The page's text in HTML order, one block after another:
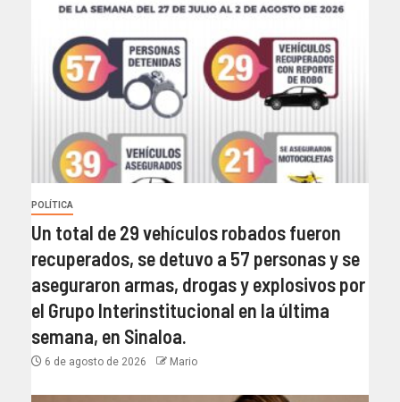
POLÍTICA
Un total de 29 vehículos robados fueron
recuperados, se detuvo a 57 personas y se
aseguraron armas, drogas y explosivos por
el Grupo Interinstitucional en la última
semana, en Sinaloa.
6 de agosto de 2026 Mario